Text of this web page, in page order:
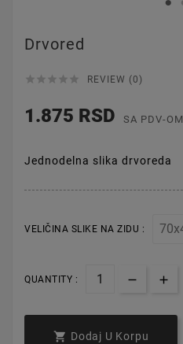
Drvored
     REVIEW (0)
1.875 RSD SA PDV-OM
Jednodelna slika drvoreda
VELIČINA SLIKE NA ZIDU :
QUANTITY :
 Dodaj U Korpu